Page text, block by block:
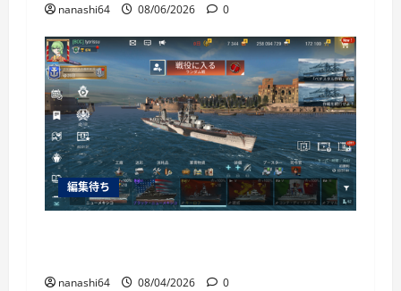
nanashi64 08/06/2026 0
編集待ち
nanashi64 08/04/2026 0